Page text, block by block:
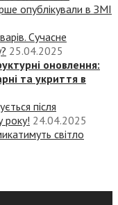
опублікували в ЗМІ
Сучасне
25.04.2025
оновлення:
та укриття в
після
року! 24.04.2025
світло